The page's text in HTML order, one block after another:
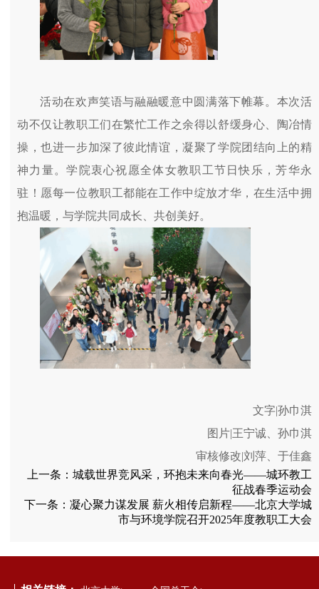
活动在欢声笑语与融融暖意中圆满落下帷幕。本次活
动不仅让教职工们在繁忙工作之余得以舒缓身心、陶冶情
操，也进一步加深了彼此情谊，凝聚了学院团结向上的精
神力量。学院衷心祝愿全体女教职工节日快乐，芳华永
驻 ！ 愿每一位教职工都能在工作中绽放才华，在生活中拥
抱温暖，与学院共同成长、共创美好。
文字|孙巾淇
图片|王宁诚、孙巾淇
审核修改|刘萍、于佳鑫
上一条： 城载世界竞风采，环抱未来向春光——城环教工
征战春季运动会
下一条： 凝心聚力谋发展 薪火相传启新程——北京大学城
市与环境学院召开2025年度教职工大会